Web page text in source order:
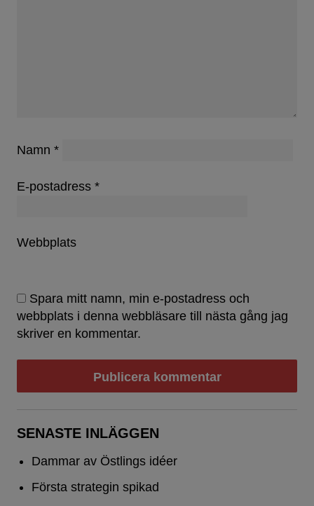
Namn *
E-postadress *
Webbplats
Spara mitt namn, min e-postadress och
webbplats i denna webbläsare till nästa gång jag
skriver en kommentar.
SENASTE INLÄGGEN
Dammar av Östlings idéer
Första strategin spikad